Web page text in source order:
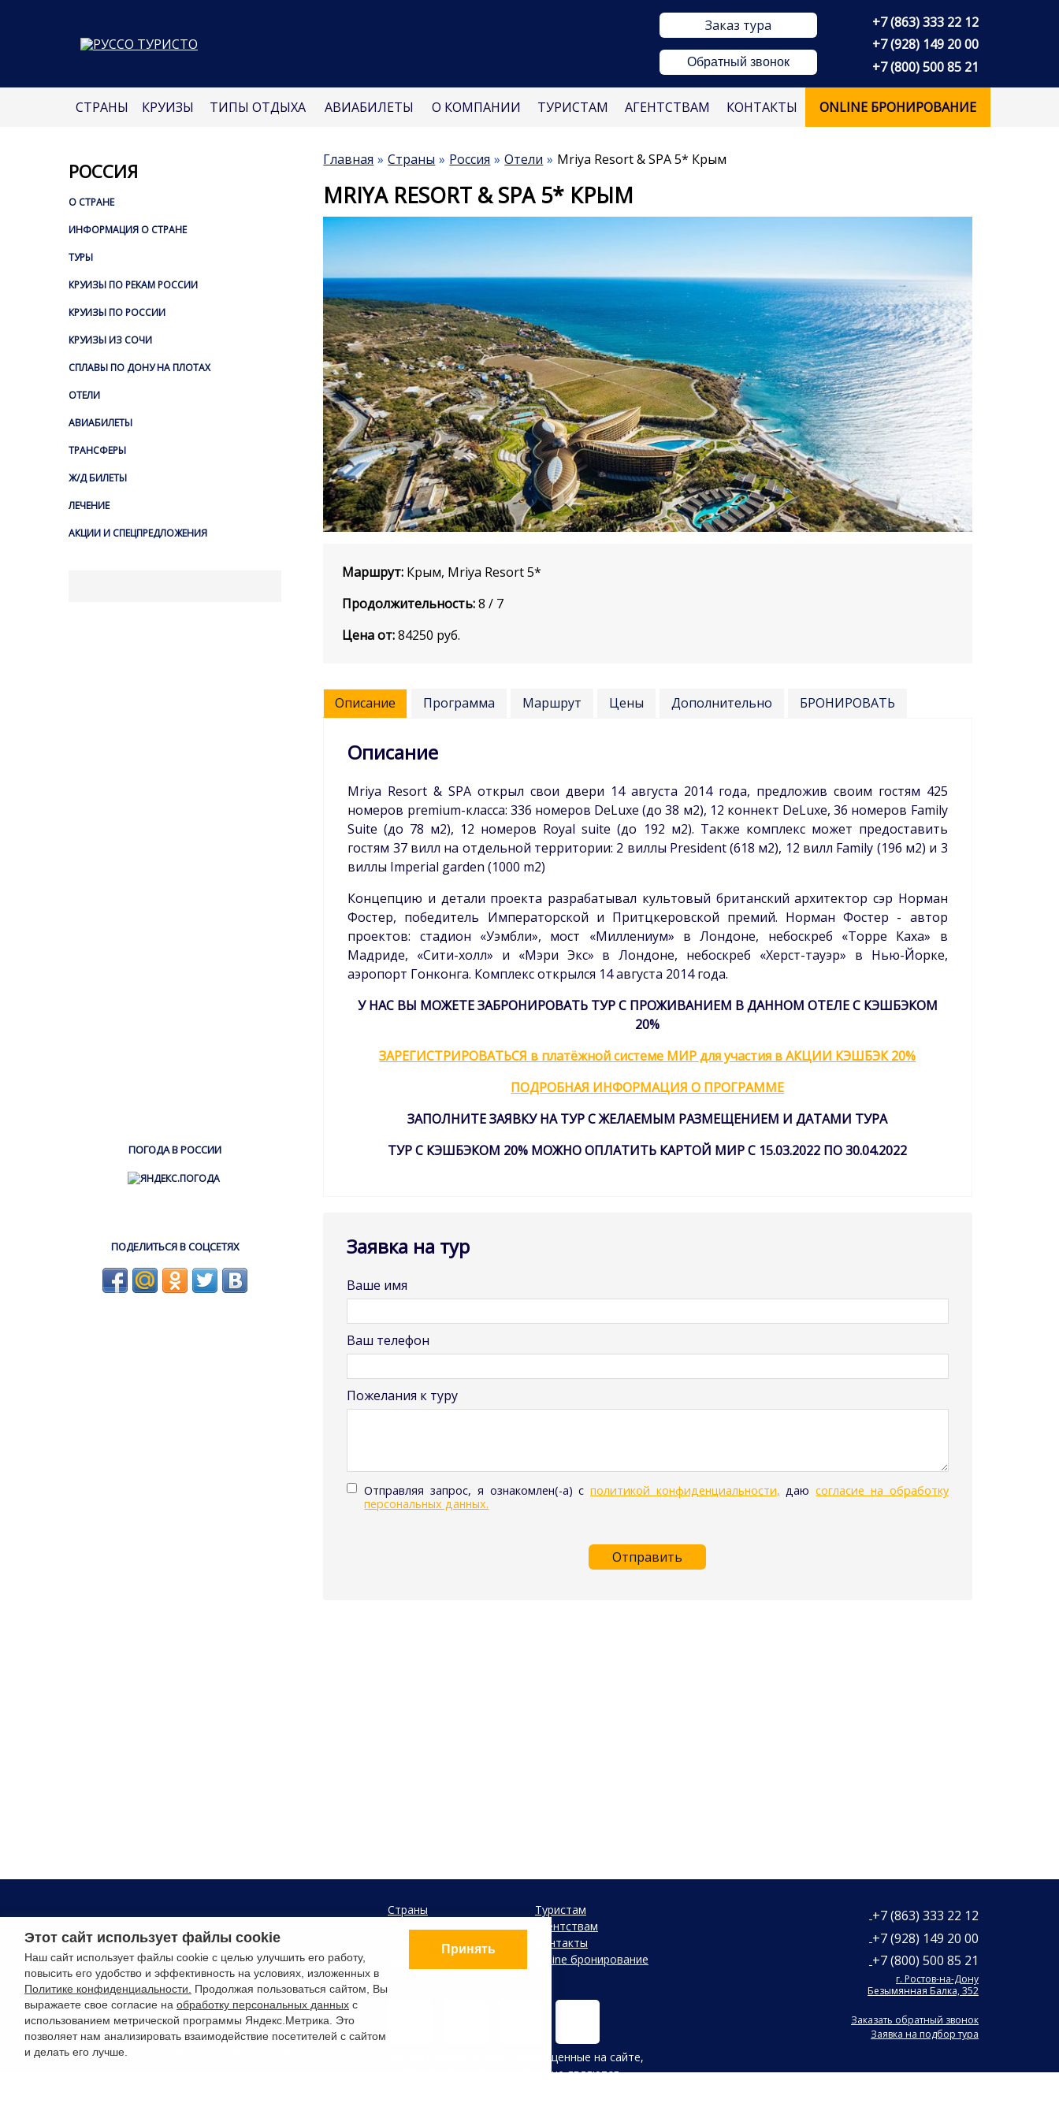
Заказ тура
Обратный звонок
+7 (863) 333 22 12
+7 (928) 149 20 00
+7 (800) 500 85 21
СТРАНЫ КРУИЗЫ ТИПЫ ОТДЫХА АВИАБИЛЕТЫ О КОМПАНИИ ТУРИСТАМ АГЕНТСТВАМ КОНТАКТЫ ONLINE БРОНИРОВАНИЕ
Главная Страны Россия Отели Mriya Resort & SPA 5* Крым
MRIYA RESORT & SPA 5* КРЫМ
Маршрут: Крым, Mriya Resort 5*
Продолжительность:8 / 7
Цена от:84250 руб.
Описание Программа Маршрут Цены Дополнительно БРОНИРОВАТЬ
Описание
Mriya Resort & SPA открыл свои двери 14 августа 2014 года, предложив своим гостям 425
номеров premium-класса: 336 номеров DeLuxe (до 38 м2), 12 коннект DeLuxe, 36 номеров Family
Suite (до 78 м2), 12 номеров Royal suite (до 192 м2). Также комплекс может предоставить
гостям 37 вилл на отдельной территории: 2 виллы President (618 м2), 12 вилл Family (196 м2) и 3
виллы Imperial garden (1000 m2)
Концепцию и детали проекта разрабатывал культовый британский архитектор сэр Норман
Фостер, победитель Императорской и Притцкеровской премий. Норман Фостер - автор
проектов: стадион «Уэмбли», мост «Миллениум» в Лондоне, небоскреб «Торре Каха» в
Мадриде, «Сити-холл» и «Мэри Экс» в Лондоне, небоскреб «Херст-тауэр» в Нью-Йорке,
аэропорт Гонконга. Комплекс открылся 14 августа 2014 года.
У НАС ВЫ МОЖЕТЕ ЗАБРОНИРОВАТЬ ТУР С ПРОЖИВАНИЕМ В ДАННОМ ОТЕЛЕ С КЭШБЭКОМ
20%
ЗАРЕГИСТРИРОВАТЬСЯ в платёжной системе МИР для участия в АКЦИИ КЭШБЭК 20%
ПОДРОБНАЯ ИНФОРМАЦИЯ О ПРОГРАММЕ
ЗАПОЛНИТЕ ЗАЯВКУ НА ТУР С ЖЕЛАЕМЫМ РАЗМЕЩЕНИЕМ И ДАТАМИ ТУРА
ТУР С КЭШБЭКОМ 20% МОЖНО ОПЛАТИТЬ КАРТОЙ МИР С 15.03.2022 ПО 30.04.2022
Заявка на тур
Ваше имя
Ваш телефон
Пожелания к туру
Отправляя запрос, я ознакомлен(-а) с политикой конфиденциальности, даюсогласие на обработку
персональных данных.
Отправить
РОССИЯ
О СТРАНЕ
ИНФОРМАЦИЯ О СТРАНЕ
ТУРЫ
КРУИЗЫ ПО РЕКАМ РОССИИ
КРУИЗЫ ПО РОССИИ
КРУИЗЫ ИЗ СОЧИ
СПЛАВЫ ПО ДОНУ НА ПЛОТАХ
ОТЕЛИ
АВИАБИЛЕТЫ
ТРАНСФЕРЫ
Ж/Д БИЛЕТЫ
ЛЕЧЕНИЕ
АКЦИИ И СПЕЦПРЕДЛОЖЕНИЯ
ПОГОДА В РОССИИ
ПОДЕЛИТЬСЯ В СОЦСЕТЯХ
РУССО ТУРИСТО, 2026
Разработка сайта —Фабрика турсайтов
Политика конфиденциальности
Согласие на обработку конфиденциальных данных
Страны
Круизы
Типы отдыха
Авиабилеты
Туристам
Агентствам
Контакты
Online бронирование
Все материалы и цены, размещенные на сайте,
носят справочный характер и не являются
+7 (863) 333 22 12
+7 (928) 149 20 00
+7 (800) 500 85 21
г. Ростов-на-Дону
Безымянная Балка, 352
Заказать обратный звонок
Заявка на подбор тура
Этот сайт использует файлы cookie
Наш сайт использует файлы cookie с целью улучшить его работу,
повысить его удобство и эффективность на условиях, изложенных в
Политике конфиденциальности.
Продолжая пользоваться сайтом, Вы
выражаете свое согласие на обработку персональных данных с
использованием метрической программы Яндекс.Метрика. Это
позволяет нам анализировать взаимодействие посетителей с сайтом
и делать его лучше.
Принять